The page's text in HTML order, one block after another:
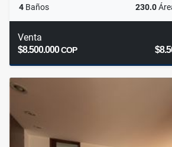
4 Baños 230.0
Venta
$8.500.000COP